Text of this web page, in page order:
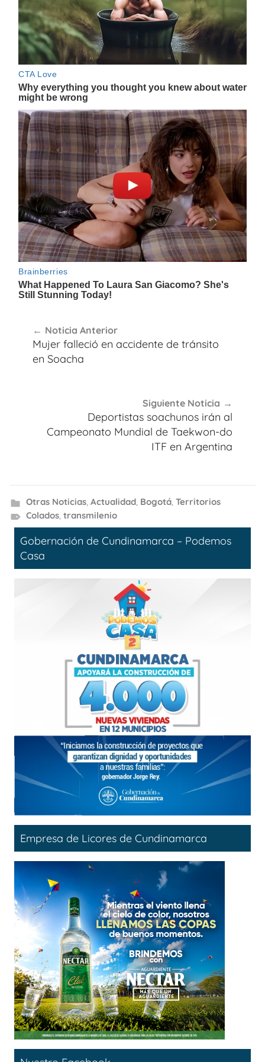
de
entradas
Noticia Anterior
Mujer falleció en accidente de tránsito
en Soacha
Siguiente Noticia
Deportistas soachunos irán al
Campeonato Mundial de Taekwon-do
ITF en Argentina
Otras Noticias, Actualidad, Bogotá, Territorios
Colados, transmilenio
Gobernación de Cundinamarca – Podemos
Casa
Empresa de Licores de Cundinamarca